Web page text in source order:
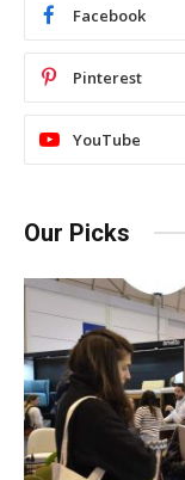
Facebook
Pinterest
YouTube
Our Picks